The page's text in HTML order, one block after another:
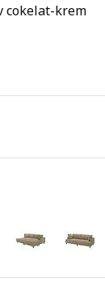
cokelat-krem